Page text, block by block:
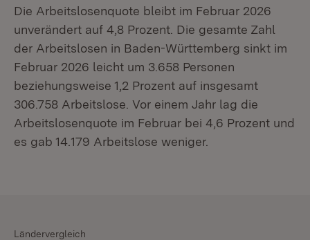
Die Arbeitslosenquote bleibt im Februar 2026
unverändert auf 4,8 Prozent. Die gesamte Zahl
der Arbeitslosen in Baden-Württemberg sinkt im
Februar 2026 leicht um 3.658 Personen
beziehungsweise 1,2 Prozent auf insgesamt
306.758 Arbeitslose. Vor einem Jahr lag die
Arbeitslosenquote im Februar bei 4,6 Prozent und
es gab 14.179 Arbeitslose weniger.
Ländervergleich